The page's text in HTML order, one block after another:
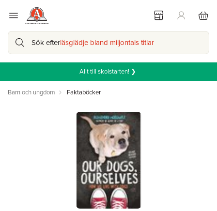
Sök efterläsglädje bland miljontals titlar
Allt till skolstarten! ❯
Barn och ungdom Faktaböcker